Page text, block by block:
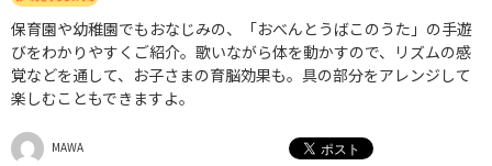
保育園や幼稚園でもおなじみの、「おべんとうばこのうた」の手遊
びをわかりやすくご紹介。歌いながら体を動かすので、リズムの感
覚などを通して、お子さまの育脳効果も。具の部分をアレンジして
楽しむこともできますよ。
MAWA